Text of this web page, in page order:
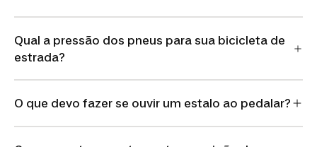
Qual a pressão dos pneus para sua bicicleta de
estrada?
O que devo fazer se ouvir um estalo ao pedalar?